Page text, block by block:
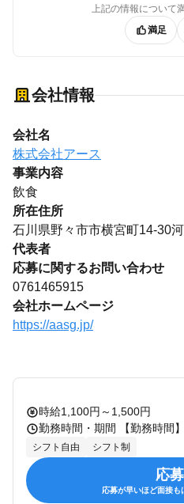
上記の情報について
満足
会社情報
会社名
株式会社アース
事業内容
飲食
所在住所
石川県野々市市横宮町14-30
代表者
応募に関するお問い合わせ
0761465915
会社ホームページ
https://aasg.jp/
時給1,100円～1,500円
シフト自由 シフト制
応
応募が早いほど面接も